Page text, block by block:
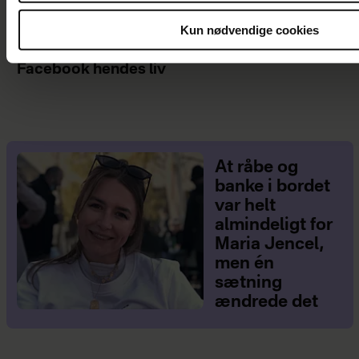
Kun nødvendige cookies
Da Ada Folkmann blev skilt, følte hun sig
ensom – men så ændrede et opslag på
Facebook hendes liv
At råbe og
banke i bordet
var helt
almindeligt for
Maria Jencel,
men én
sætning
ændrede det